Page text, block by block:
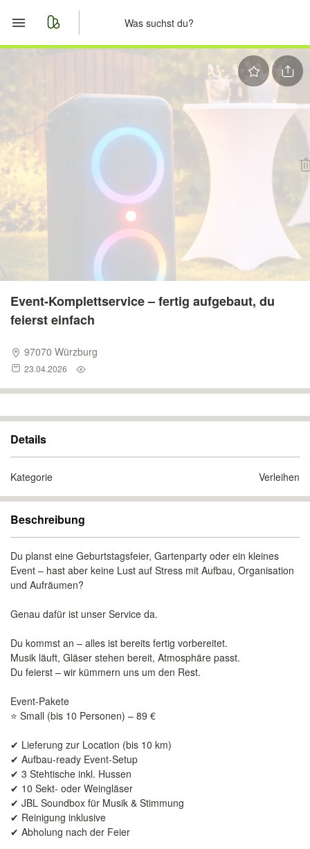
Merkliste
Nachrichten
Event-Komplettservice – fertig aufgebaut, du
feierst einfach
97070 Würzburg
23.04.2026
Details
Kategorie Verleihen
Beschreibung
Du planst eine Geburtstagsfeier, Gartenparty oder ein kleines
Event – hast aber keine Lust auf Stress mit Aufbau, Organisation
und Aufräumen?
Genau dafür ist unser Service da.
Du kommst an – alles ist bereits fertig vorbereitet.
Musik läuft, Gläser stehen bereit, Atmosphäre passt.
Du feierst – wir kümmern uns um den Rest.
Event-Pakete
⭐ Small (bis 10 Personen) – 89 €
✔ Lieferung zur Location (bis 10 km)
✔ Aufbau-ready Event-Setup
✔ 3 Stehtische inkl. Hussen
✔ 10 Sekt- oder Weingläser
✔ JBL Soundbox für Musik & Stimmung
✔ Reinigung inklusive
✔ Abholung nach der Feier